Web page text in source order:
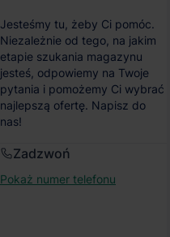
Mysłowice, Śląskie
Jesteśmy tu, żeby Ci pomóc.
Niezależnie od tego, na jakim
etapie szukania magazynu
jesteś, odpowiemy na Twoje
pytania i pomożemy Ci wybrać
najlepszą ofertę. Napisz do
nas!
Zadzwoń
Pokaż numer telefonu